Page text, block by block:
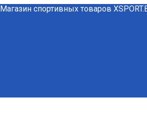
Магазин спортивных товаров